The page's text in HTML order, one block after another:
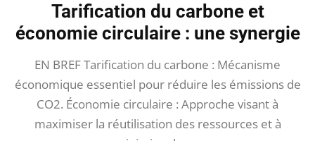
Tarification du carbone et
économie circulaire : une synergie
EN BREF Tarification du carbone : Mécanisme
économique essentiel pour réduire les émissions de
CO2. Économie circulaire : Approche visant à
maximiser la réutilisation des ressources et à